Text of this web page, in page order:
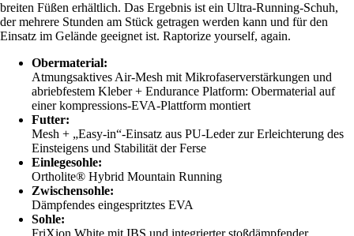
breiten Füßen erhältlich. Das Ergebnis ist ein Ultra-Running-Schuh,
der mehrere Stunden am Stück getragen werden kann und für den
Einsatz im Gelände geeignet ist. Raptorize yourself, again.
Obermaterial:
Atmungsaktives Air-Mesh mit Mikrofaserverstärkungen und
abriebfestem Kleber + Endurance Platform: Obermaterial auf
einer kompressions-EVA-Plattform montiert
Futter:
Mesh + „Easy-in“-Einsatz aus PU-Leder zur Erleichterung des
Einsteigens und Stabilität der Ferse
Einlegesohle:
Ortholite® Hybrid Mountain Running
Zwischensohle:
Dämpfendes eingespritztes EVA
Sohle: